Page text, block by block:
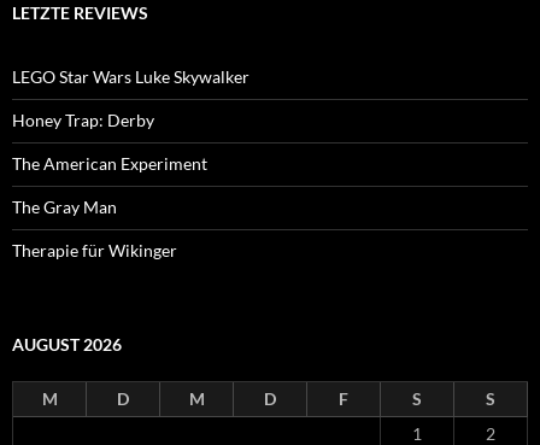
LETZTE REVIEWS
LEGO Star Wars Luke Skywalker
Honey Trap: Derby
The American Experiment
The Gray Man
Therapie für Wikinger
AUGUST 2026
M D M D F S
S
1
2